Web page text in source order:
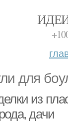
для
из
дачи